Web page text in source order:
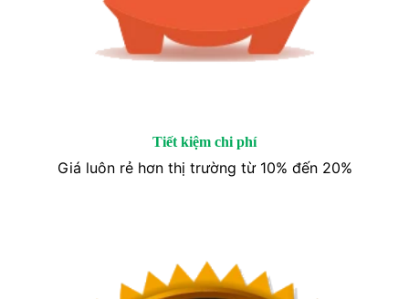
Tiết kiệm chi phí
Giá luôn rẻ hơn thị trường từ 10% đến 20%